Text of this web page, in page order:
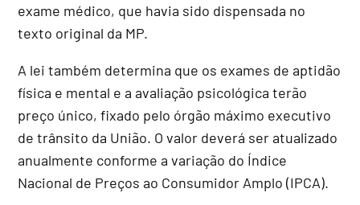
exame médico, que havia sido dispensada no
texto original da MP.
A lei também determina que os exames de aptidão
física e mental e a avaliação psicológica terão
preço único, fixado pelo órgão máximo executivo
de trânsito da União. O valor deverá ser atualizado
anualmente conforme a variação do Índice
Nacional de Preços ao Consumidor Amplo (IPCA).